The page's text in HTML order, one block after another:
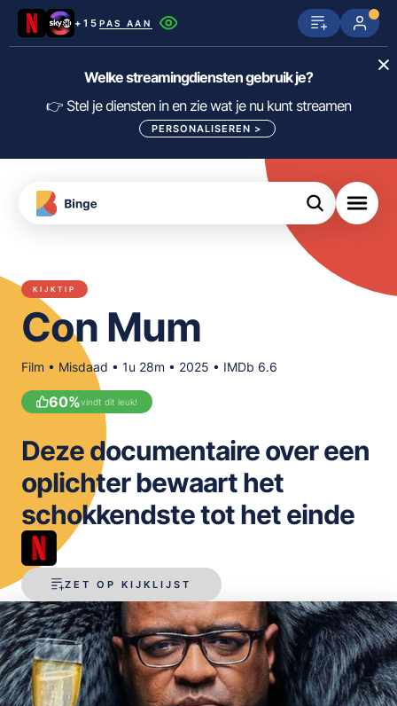
+15 PAS AAN
Netflix SkyShowtime Prime Video
Disney+ Videoland HBO Max
Viaplay Apple TV
KIJK
meJane
FILTER FILMS EN SERIES OP MIJN
ALLES/NIETS SELECTEREN
Welke streamingdiensten gebruik je?
👉 Stel je diensten in en zie wat je nu kunt streamen
PERSONALISEREN >
Download
de
App
KIJKTIP
Con Mum
Film • Misdaad • 1u 28m • 2025 • IMDb 6.6
60%vindt dit leuk!
ZET OP KIJKLIJST
Deze documentaire over een
oplichter bewaart het
schokkendste tot het einde